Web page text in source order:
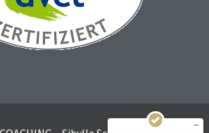
Kundenbewertungen und Erfahrungen zu
Sibylle Schuld Chili COACHING
SEHR GUT
138
Bewertungen auf